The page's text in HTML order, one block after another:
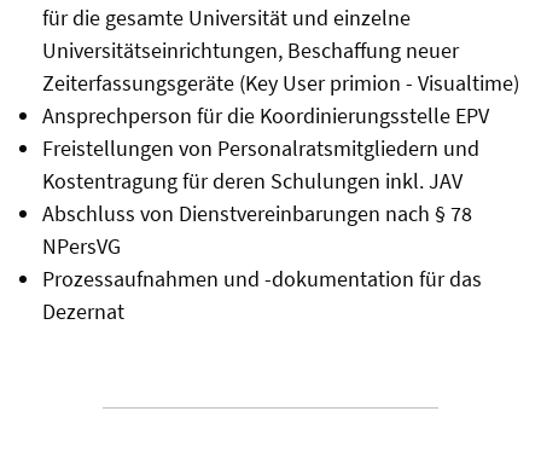
für die gesamte Universität und einzelne
Universitätseinrichtungen, Beschaffung neuer
Zeiterfassungsgeräte(Key User primion - Visualtime)
Ansprechperson für die Koordinierungsstelle EPV
Freistellungen von Personalratsmitgliedern und
Kostentragung für deren Schulungen inkl. JAV
Abschluss von Dienstvereinbarungen nach § 78
NPersVG
Prozessaufnahmen und -dokumentation für das
Dezernat